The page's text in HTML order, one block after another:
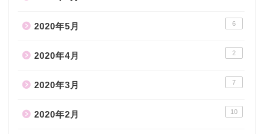
2020年5月 6
2020年4月 2
2020年3月 7
2020年2月 10